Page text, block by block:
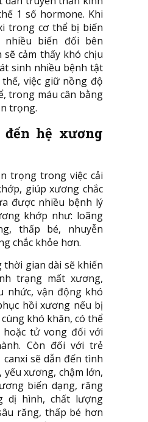
1 số hormone. Khi
trong cơ thể bị biến
biến đối bên
cảm thấy khó chịu
sinh nhiều bệnh tật
việc giữ nồng độ
trong máu cân bằng
trọng.
hệ xương
trọng trong việc cải
giúp xương chắc
được nhiều bệnh lý
khớp như: loãng
thấp bé, nhuyễn
chắc khỏe hơn.
gian dài sẽ khiến
trạng mất xương,
nhức, vận động khó
hồi xương nếu bị
khó khăn, có thể
tử vong đối với
Còn đối với trẻ
sẽ dẫn đến tình
xương, chậm lớn,
biến dạng, răng
dị hình, chất lượng
răng, thấp bé hơn